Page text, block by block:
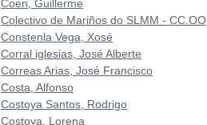
Coen, Guillerme
Colectivo de Mariños do SLMM - CC.OO
Constenla Vega, Xosé
Corral iglesias, José Alberte
Correas Arias, José Francisco
Costa, Alfonso
Costoya Santos, Rodrigo
Costoya, Lorena